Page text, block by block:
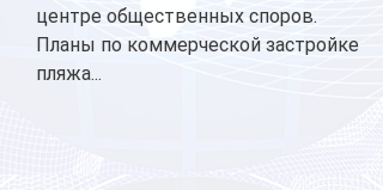
центре общественных споров.
Планы по коммерческой застройке
пляжа...